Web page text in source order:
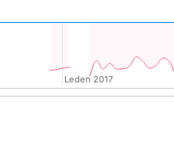
Leden 2017
Leden 2017